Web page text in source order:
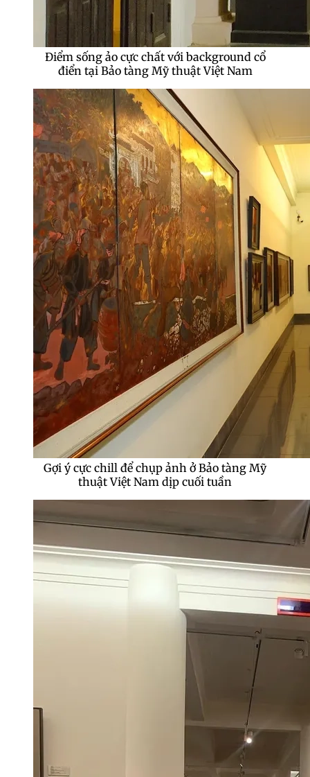
Điểm sống ảo cực chất với background cổ
điển tại Bảo tàng Mỹ thuật Việt Nam
Gợi ý cực chill để chụp ảnh ở Bảo tàng Mỹ
thuật Việt Nam dịp cuối tuần